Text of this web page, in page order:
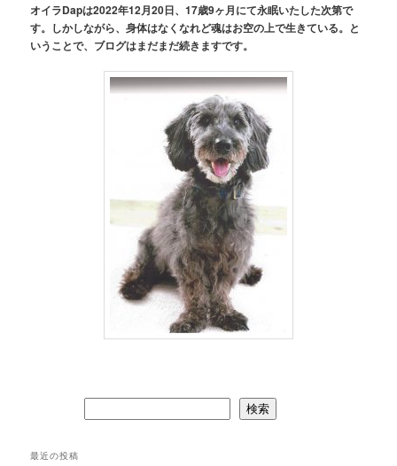
オイラDapは2022年12月20日、17歳9ヶ月にて永眠いたした次第で
す。しかしながら、身体はなくなれど魂はお空の上で生きている。と
いうことで、ブログはまだまだ続きますです。
検索
最近の投稿